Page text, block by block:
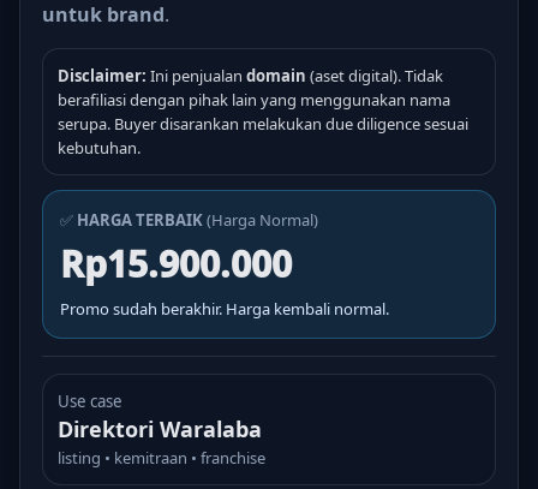
untuk brand.
Disclaimer: Ini penjualan domain (aset digital). Tidak
berafiliasi dengan pihak lain yang menggunakan nama
serupa. Buyer disarankan melakukan due diligence sesuai
kebutuhan.
✅ HARGA TERBAIK(Harga Normal)
Rp15.900.000
Promo sudah berakhir. Harga kembali normal.
Use case
Direktori Waralaba
listing • kemitraan • franchise